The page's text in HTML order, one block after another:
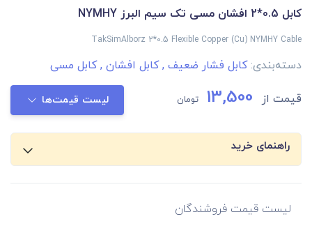
کابل 0.5*2 افشان مسی تک سیم البرز NYMHY
TakSimAlborz 2*0.5 Flexible Copper (Cu) NYMHY Cable
دسته‌بندی:کابل فشار ضعیف ,کابل افشان ,کابل مسی
قیمت از 13,500 تومان لیست قیمت‌ها
راهنمای خرید
لیست قیمت فروشندگان